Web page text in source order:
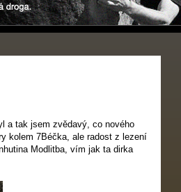
a tak jsem zvědavý, co nového
kolem 7Béčka, ale radost z lezení
Modlitba, vím jak ta dirka